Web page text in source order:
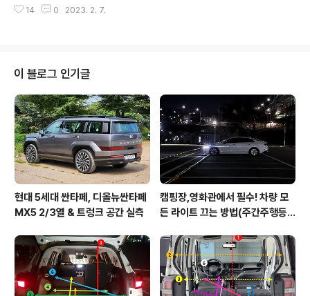
장) : 87cm 히프룸(앞뒤 길이) : 49cm 히프룸(좌우 폭) :
모델이며 구동 방식은 앞바퀴만 굴리는 2WD 모델입니다.
습니다. 기존의 코나보다 상당히 많이 커졌습니다. 트렁크
높이는 비슷하지만 트렁크 깊이가 무려 10cm 넘게 커졌기
때문에 제 생각에는 이름만 코나일 뿐 완전히 다른 차량이
아닌가 하는 생각이 들더군요. 자세한 내용은 본문을 참고
해주시면 감사하겠고, 혹시나 1세대 코나의 것을 찾으러 오
신 분들을 위해 링크합니다...
14 0 2023. 2. 7.
이 블로그 인기글
현대 5세대 싼타페, 디올뉴싼타페
MX5 2/3열 & 트렁크 공간 실측
캠핑장,영화관에서 필수! 차량 모
든 라이트 끄는 방법(주간주행등D